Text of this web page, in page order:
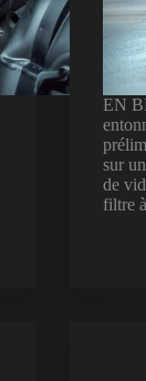
EN
sur
de
filtre